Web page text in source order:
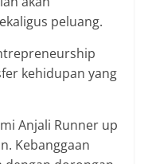
peluang.
kehidupan yang
Anjali Runner up
Kebanggaan